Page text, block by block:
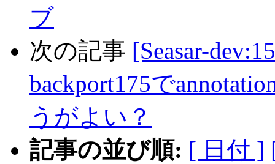
ブ
次の記事 [Seasar-
backport175で
うがよい？
記事の並び順: [ 日付 ]